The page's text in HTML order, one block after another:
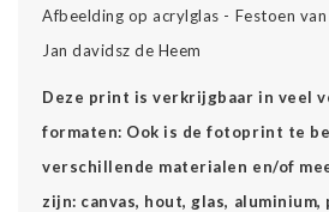
Afbeelding op acrylglas - Festoen
Jan davidsz de Heem
Deze print is verkrijgbaar in veel
formaten: Ook is de fotoprint te
verschillende materialen en/of
zijn: canvas, hout, glas, aluminium,